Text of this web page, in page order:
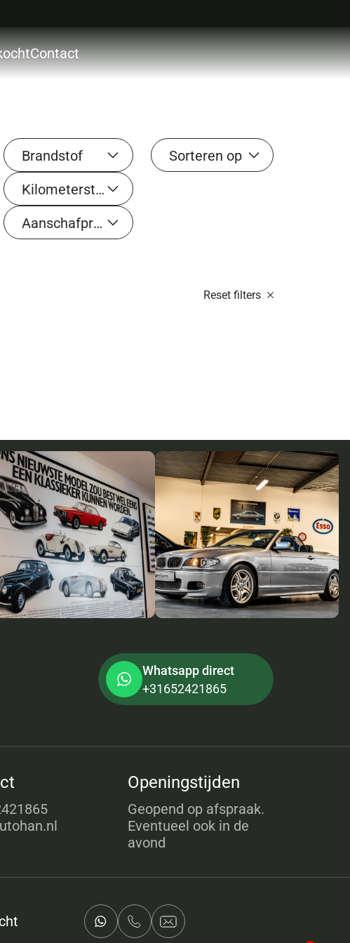
Contact
Collectie
Over ons
Verwacht
Verkocht
Contact
Brandstof
Kilometerstand tot
Aanschafprijs tot
Sorteren op
Reset filters
Whatsapp direct
+31652421865
Openingstijden
Geopend op afspraak.
Eventueel ook in de
avond